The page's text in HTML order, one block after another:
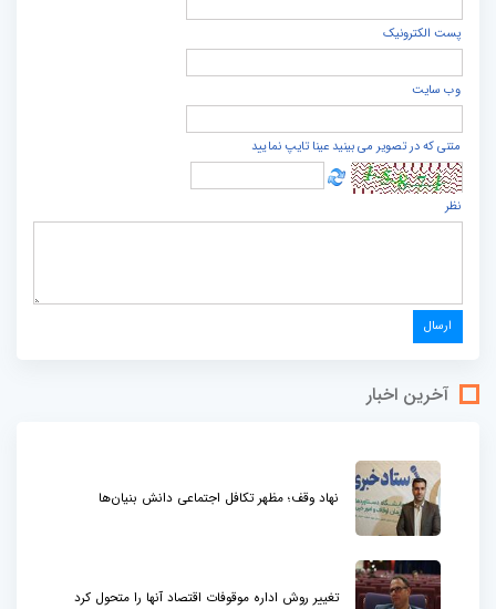
پست الكترونيک
وب سایت
متنی که در تصویر می بینید عینا تایپ نمایید
نظر
آخرین اخبار
نهاد وقف؛ مظهر تکافل اجتماعی دانش بنیان‌ها
تغییر روش اداره موقوفات اقتصاد آنها را متحول کرد